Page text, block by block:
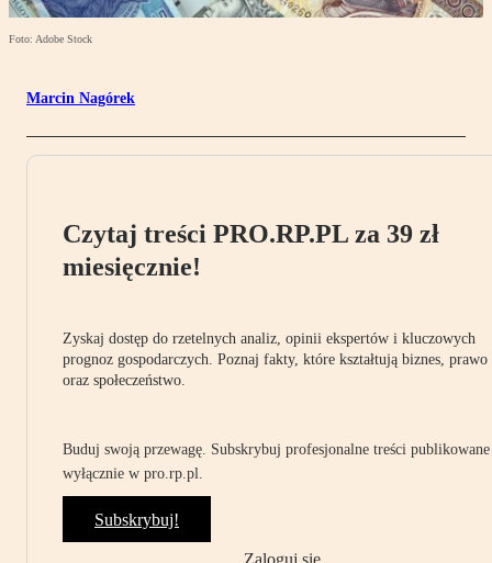
Foto: Adobe Stock
Marcin Nagórek
Czytaj treści PRO.RP.PL za 39 zł
miesięcznie!
Zyskaj dostęp do rzetelnych analiz, opinii ekspertów i kluczowych
prognoz gospodarczych. Poznaj fakty, które kształtują biznes, prawo
oraz społeczeństwo.
Buduj swoją przewagę. Subskrybuj profesjonalne treści publikowane
wyłącznie w pro.rp.pl.
Subskrybuj!
Zaloguj się